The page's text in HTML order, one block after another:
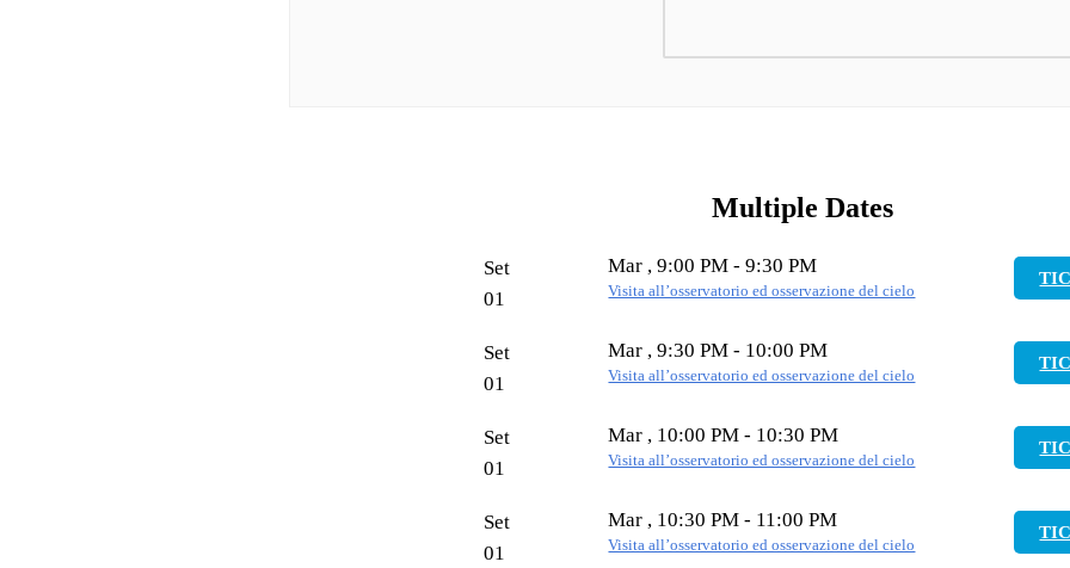
Multiple Dates
Set
01
Mar , 9:00 PM - 9:30 PM
Visita all’osservatorio ed osservazione del cielo
Set
01
Mar , 9:30 PM - 10:00 PM
Visita all’osservatorio ed osservazione del cielo
Set
01
Mar , 10:00 PM - 10:30 PM
Visita all’osservatorio ed osservazione del cielo
Set
01
Mar , 10:30 PM - 11:00 PM
Visita all’osservatorio ed osservazione del cielo